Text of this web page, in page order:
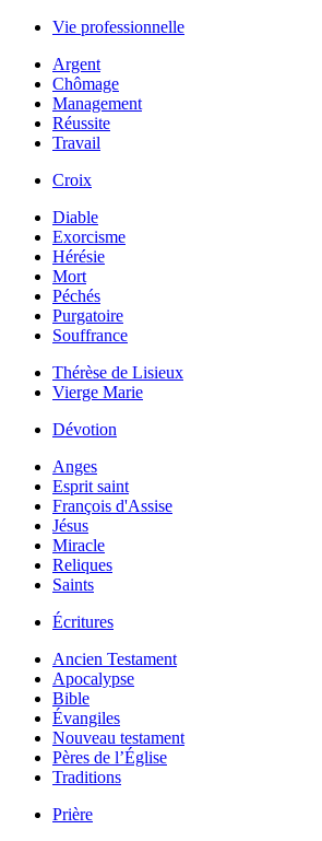
Vie professionnelle
Argent
Chômage
Management
Réussite
Travail
Croix
Diable
Exorcisme
Hérésie
Mort
Péchés
Purgatoire
Souffrance
Thérèse de Lisieux
Vierge Marie
Dévotion
Anges
Esprit saint
François d'Assise
Jésus
Miracle
Reliques
Saints
Écritures
Ancien Testament
Apocalypse
Bible
Évangiles
Nouveau testament
Pères de l’Église
Traditions
Prière